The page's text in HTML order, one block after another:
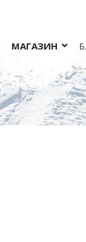
МАГАЗИН